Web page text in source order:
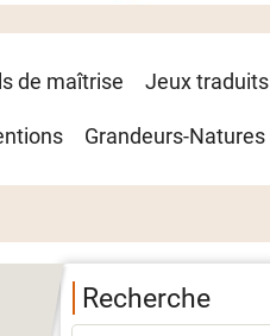
de maîtrise Jeux traduits
Grandeurs-Natures
Recherche